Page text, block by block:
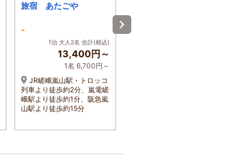
旅宿 あたごや
-
1泊 大人2名 合計(税込)
13,400円～
1名 6,700円～
JR嵯峨嵐山駅・トロッコ
列車より徒歩約2分、嵐電嵯
峨駅より徒歩約1分、阪急嵐
山駅より徒歩約15分
ンバーズ京都嵯峨～料
4.5